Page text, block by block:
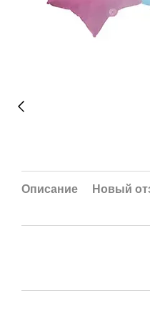
Описание Новый